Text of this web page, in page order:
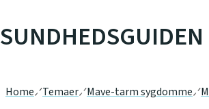
SUNDHEDSGUIDEN
Home Temaer Mave-tarm sygdomme